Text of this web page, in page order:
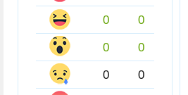
0
0
0
0
0
0